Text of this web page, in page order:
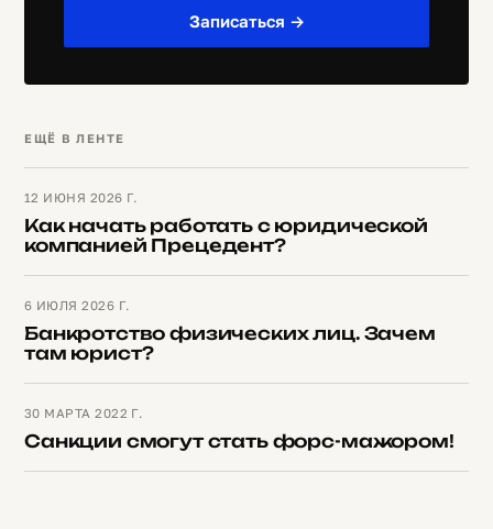
Записаться →
ЕЩЁ В ЛЕНТЕ
12 ИЮНЯ 2026 Г.
Как начать работать с юридической
компанией Прецедент?
6 ИЮЛЯ 2026 Г.
Банкротство физических лиц. Зачем
там юрист?
30 МАРТА 2022 Г.
Санкции смогут стать форс-мажором!